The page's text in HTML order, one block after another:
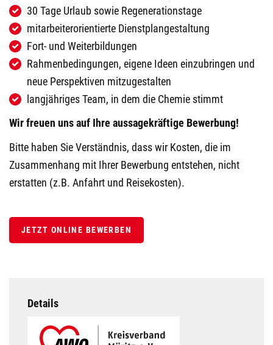
Details
30 Tage Urlaub sowie Regenerationstage
mitarbeiterorientierte Dienstplangestaltung
Fort- und Weiterbildungen
Rahmenbedingungen, eigene Ideen einzubringen und
neue Perspektiven mitzugestalten
langjähriges Team, in dem die Chemie stimmt
Wir freuen uns auf Ihre aussagekräftige Bewerbung!
Bitte haben Sie Verständnis, dass wir Kosten, die im
Zusammenhang mit Ihrer Bewerbung entstehen, nicht
erstatten (z.B. Anfahrt und Reisekosten).
JETZT ONLINE BEWERBEN